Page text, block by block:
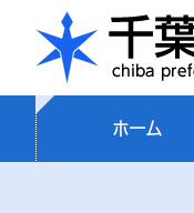
ホーム